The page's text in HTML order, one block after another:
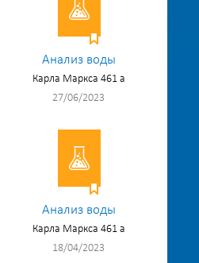
Анализ воды
Карла Маркса 461 а
27/06/2023
Анализ воды
Карла Маркса 461 а
18/04/2023